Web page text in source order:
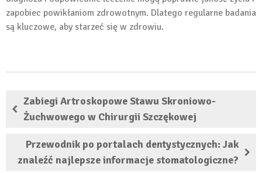
zapobiec powikłaniom zdrowotnym. Dlatego regularne badania
są kluczowe, aby starzeć się w zdrowiu.
Zabiegi Artroskopowe Stawu Skroniowo-
Żuchwowego w Chirurgii Szczękowej
Przewodnik po portalach dentystycznych: Jak
znaleźć najlepsze informacje stomatologiczne?